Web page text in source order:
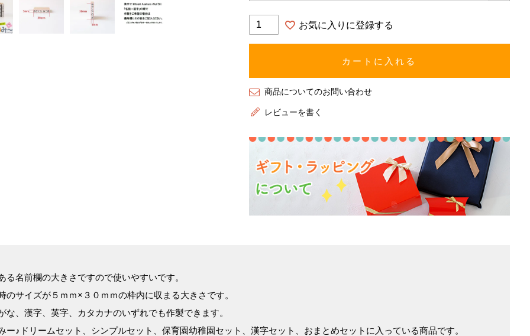
お気に入りに登録する
カートに入れる
商品についてのお問い合わせ
レビューを書く
る名前欄の大きさですので使いやすいです。
のサイズが５ｍｍ×３０ｍｍの枠内に収まる大きさです。
な、漢字、英字、カタカナのいずれでも作製できます。
ー♪ドリームセット、シンプルセット、保育園幼稚園セット、漢字セット、おまとめセットに入っている商品です。